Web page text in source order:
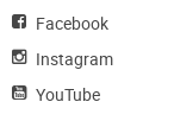
Facebook
Instagram
YouTube